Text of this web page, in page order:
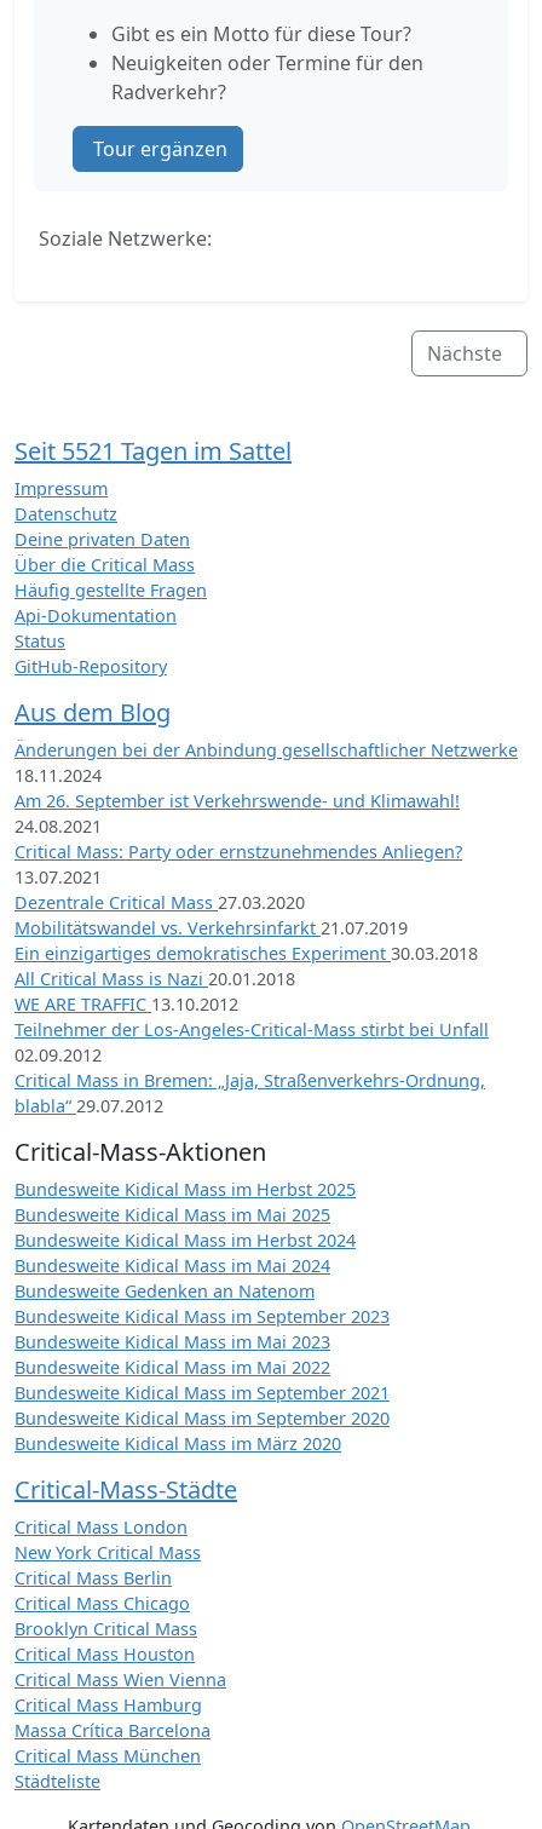
Gibt es ein Motto für diese Tour?
Neuigkeiten oder Termine für den
Radverkehr?
Tour ergänzen
Soziale Netzwerke:
Nächste
Seit 5521 Tagen im Sattel
Impressum
Datenschutz
Deine privaten Daten
Über die Critical Mass
Häufig gestellte Fragen
Api-Dokumentation
Status
GitHub-Repository
Aus dem Blog
Änderungen bei der Anbindung gesellschaftlicher Netzwerke
18.11.2024
Am 26. September ist Verkehrswende- und Klimawahl!
24.08.2021
Critical Mass: Party oder ernstzunehmendes Anliegen?
13.07.2021
Dezentrale Critical Mass 27.03.2020
Mobilitätswandel vs. Verkehrsinfarkt 21.07.2019
Ein einzigartiges demokratisches Experiment 30.03.2018
All Critical Mass is Nazi 20.01.2018
WE ARE TRAFFIC 13.10.2012
Teilnehmer der Los-Angeles-Critical-Mass stirbt bei Unfall
02.09.2012
Critical Mass in Bremen: „Jaja, Straßenverkehrs-Ordnung,
blabla“ 29.07.2012
Critical-Mass-Aktionen
Bundesweite Kidical Mass im Herbst 2025
Bundesweite Kidical Mass im Mai 2025
Bundesweite Kidical Mass im Herbst 2024
Bundesweite Kidical Mass im Mai 2024
Bundesweite Gedenken an Natenom
Bundesweite Kidical Mass im September 2023
Bundesweite Kidical Mass im Mai 2023
Bundesweite Kidical Mass im Mai 2022
Bundesweite Kidical Mass im September 2021
Bundesweite Kidical Mass im September 2020
Bundesweite Kidical Mass im März 2020
Critical-Mass-Städte
Critical Mass London
New York Critical Mass
Critical Mass Berlin
Critical Mass Chicago
Brooklyn Critical Mass
Critical Mass Houston
Critical Mass Wien Vienna
Critical Mass Hamburg
Massa Crítica Barcelona
Critical Mass München
Städteliste